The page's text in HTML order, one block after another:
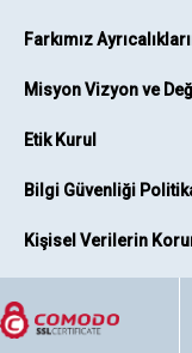
Farkımız
Misyon Vizyon ve
Etik Kurul
Bilgi Güvenliği
Kişisel Verilerin